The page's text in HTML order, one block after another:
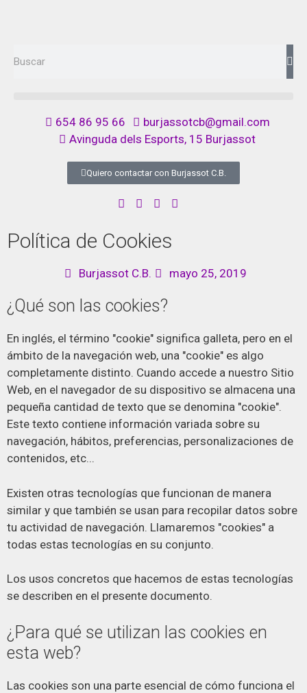
Quiero contactar con Burjassot C.B.
654 86 95 66
burjassotcb@gmail.com
Avinguda dels Esports, 15 Burjassot
Política de Cookies
Burjassot C.B. mayo 25, 2019
¿Qué son las cookies?
En inglés, el término "cookie" significa galleta, pero en el
ámbito de la navegación web, una "cookie" es algo
completamente distinto. Cuando accede a nuestro Sitio
Web, en el navegador de su dispositivo se almacena una
pequeña cantidad de texto que se denomina "cookie".
Este texto contiene información variada sobre su
navegación, hábitos, preferencias, personalizaciones de
contenidos, etc...
Existen otras tecnologías que funcionan de manera
similar y que también se usan para recopilar datos sobre
tu actividad de navegación. Llamaremos "cookies" a
todas estas tecnologías en su conjunto.
Los usos concretos que hacemos de estas tecnologías
se describen en el presente documento.
¿Para qué se utilizan las cookies en
esta web?
Las cookies son una parte esencial de cómo funciona el